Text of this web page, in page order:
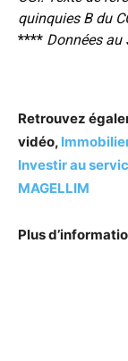
quinquies B du
**** Données
Retrouvez
vidéo,
Investir au
MAGELLIM
Plus